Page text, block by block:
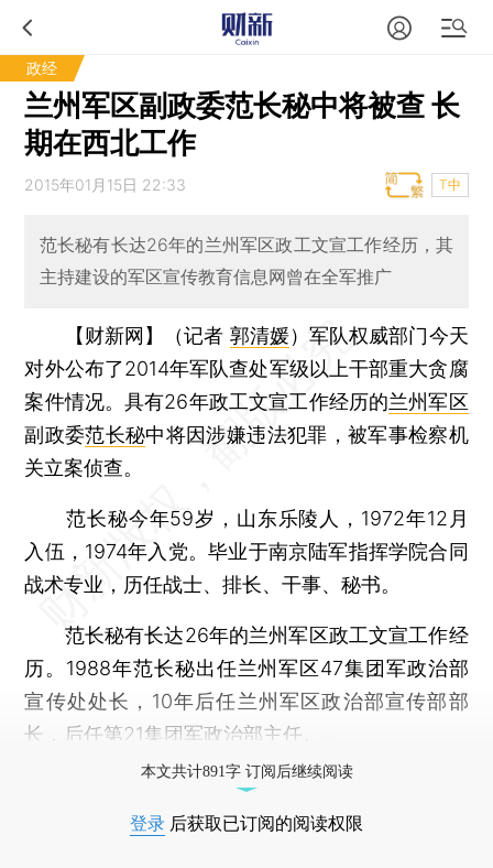
政经
兰州军区副政委范长秘中将被查 长
期在西北工作
2015年01月15日 22:33 T中
范长秘有长达26年的兰州军区政工文宣工作经历，其
主持建设的军区宣传教育信息网曾在全军推广
【财新网】（记者 郭清媛） 军队权威部门今天
对外公布了2014年军队查处军级以上干部重大贪腐
案件情况。具有26年政工文宣工作经历的兰州军区
副政委范长秘中将因涉嫌违法犯罪，被军事检察机
关立案侦查。
范长秘今年59岁，山东乐陵人，1972年12月
入伍，1974年入党。毕业于南京陆军指挥学院合同
战术专业，历任战士、排长、干事、秘书。
范长秘有长达26年的兰州军区政工文宣工作经
历。1988年范长秘出任兰州军区47集团军政治部
宣传处处长，10年后任兰州军区政治部宣传部部
长，后任第21集团军政治部主任。
本文共计891字 订阅后继续阅读
登录 后获取已订阅的阅读权限